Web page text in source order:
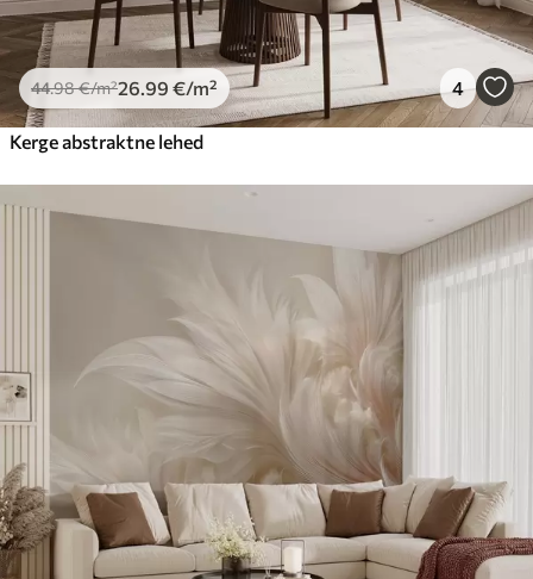
44.98€/m²26 .99 €/m² 4
Kerge abstraktne lehed